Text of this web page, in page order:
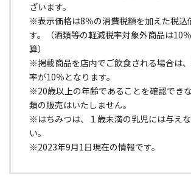
ざいます。
※表示価格は8％の消費税額を加えた税込
す。（酒類等の軽減税率対象外商品は10
算）
※掲載商品を店内でご飲食される場合は
率が10％となります。
※20歳以上の年齢であることを確認でき
類の販売はいたしません。
※はちみつは、１歳未満の乳児には与え
い。
※2023年9月1日現在の情報です。